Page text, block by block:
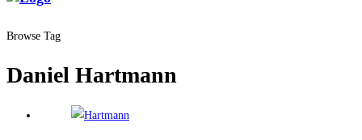
Browse Tag
Daniel Hartmann